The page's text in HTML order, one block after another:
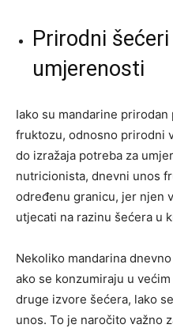
Prirodni
umjerenosti
Iako su mandarine
fruktozu, odnosno prirodni
do izražaja potreba za
nutricionista, dnevni unos
određenu granicu, jer njen
utjecati na razinu šećera u
Nekoliko mandarina
ako se konzumiraju u
druge izvore šećera, lako
unos. To je naročito važno